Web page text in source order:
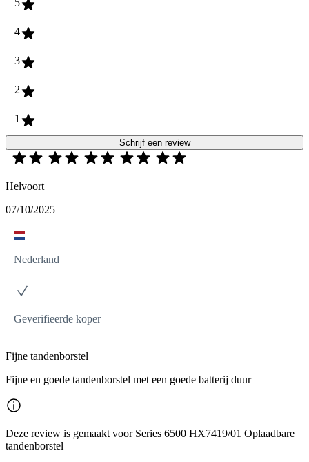
4
3
2
1
Schrijf een review
Helvoort
07/10/2025
Nederland
Geverifieerde koper
Fijne tandenborstel
Fijne en goede tandenborstel met een goede batterij duur
Deze review is gemaakt voor Series 6500 HX7419/01 Oplaadbare
tandenborstel